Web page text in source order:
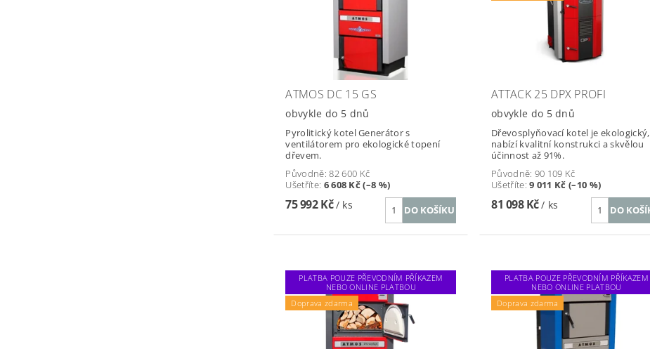
ATMOS DC 15 GS
obvykle do 5 dnů
Pyrolitický kotel Generátor s
ventilátorem pro ekologické topení
dřevem.
Původně:82 600 Kč
Ušetříte: 6 608 Kč (–8 %)
75 992 Kč/ ks
ATTACK 25 DPX PROFI
obvykle do 5 dnů
Dřevosplyňovací kotel je ekologický,
nabízí kvalitní konstrukci a skvělou
účinnost až 91%.
Původně: 90 109 Kč
Ušetříte:9 011 Kč (–10 %)
81 098 Kč/ ks
PLATBA POUZE PŘEVODNÍM PŘÍKAZEM
NEBO ONLINE PLATBOU
Doprava zdarma
PLATBA POUZE PŘEVODNÍM PŘÍKAZEM
NEBO ONLINE PLATBOU
Doprava zdarma